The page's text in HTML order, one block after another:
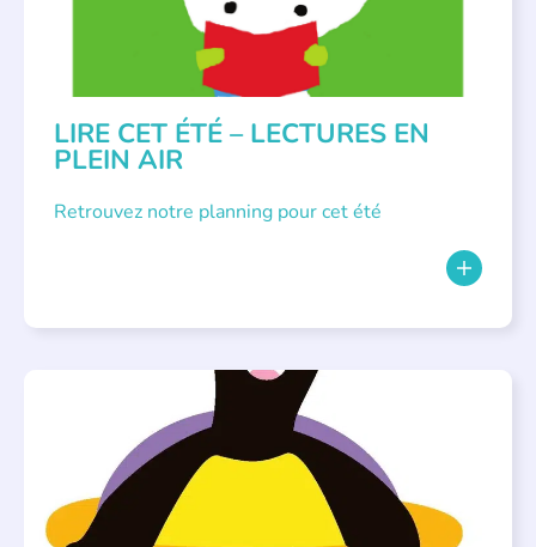
LIRE CET ÉTÉ – LECTURES EN
PLEIN AIR
Retrouvez notre planning pour cet été